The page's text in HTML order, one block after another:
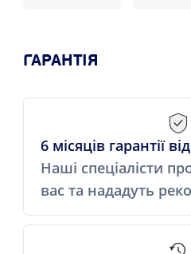
ГАРАНТІЯ
6 місяців гарантії
Наші спеціалісти
вас та нададуть